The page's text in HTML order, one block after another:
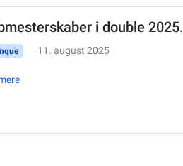
i double 2025.
11. august 2025